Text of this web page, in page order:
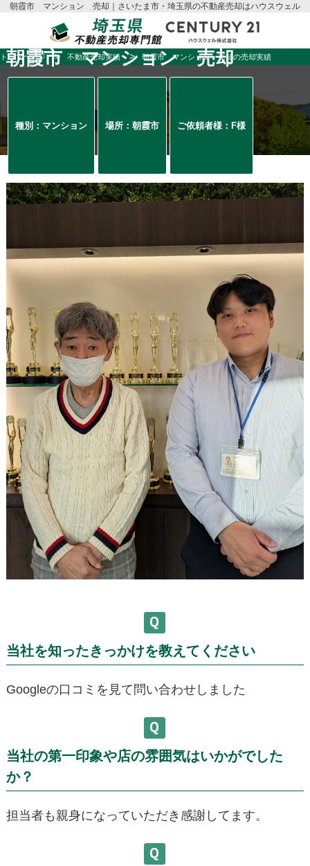
朝霞市 マンション 売却｜さいたま市・埼玉県の不動産売却はハウスウェル
トップページ 不動産売却実績 朝霞市 マンション 売却の売却実績
朝霞市 マンション 売却
種別：マンション 場所：朝霞市 ご依頼者様：F様
当社を知ったきっかけを教えてください
Googleの口コミを見て問い合わせしました
当社の第一印象や店の雰囲気はいかがでした
か？
担当者も親身になっていただき感謝してます。